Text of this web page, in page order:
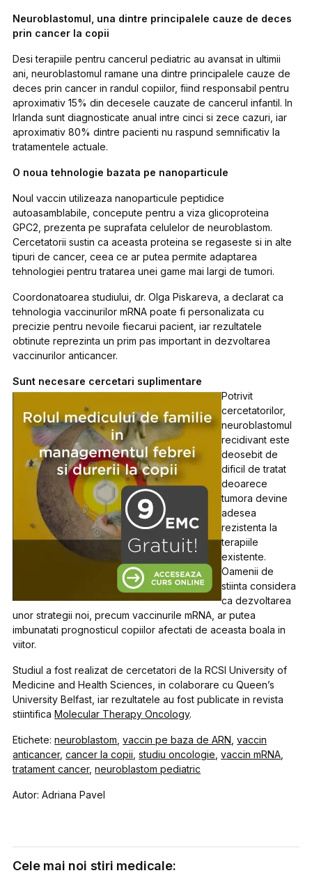
Neuroblastomul, una dintre principalele cauze de deces
prin cancer la copii
Desi terapiile pentru cancerul pediatric au avansat in ultimii
ani, neuroblastomul ramane una dintre principalele cauze de
deces prin cancer in randul copiilor, fiind responsabil pentru
aproximativ 15% din decesele cauzate de cancerul infantil. In
Irlanda sunt diagnosticate anual intre cinci si zece cazuri, iar
aproximativ 80% dintre pacienti nu raspund semnificativ la
tratamentele actuale.
O noua tehnologie bazata pe nanoparticule
Noul vaccin utilizeaza nanoparticule peptidice
autoasamblabile, concepute pentru a viza glicoproteina
GPC2, prezenta pe suprafata celulelor de neuroblastom.
Cercetatorii sustin ca aceasta proteina se regaseste si in alte
tipuri de cancer, ceea ce ar putea permite adaptarea
tehnologiei pentru tratarea unei game mai largi de tumori.
Coordonatoarea studiului, dr. Olga Piskareva, a declarat ca
tehnologia vaccinurilor mRNA poate fi personalizata cu
precizie pentru nevoile fiecarui pacient, iar rezultatele
obtinute reprezinta un prim pas important in dezvoltarea
vaccinurilor anticancer.
Sunt necesare cercetari suplimentare
Potrivit
cercetatorilor,
neuroblastomul
recidivant este
deosebit de
dificil de tratat
deoarece
tumora devine
adesea
rezistenta la
terapiile
existente.
Oamenii de
stiinta considera
ca dezvoltarea
unor strategii noi, precum vaccinurile mRNA, ar putea
imbunatati prognosticul copiilor afectati de aceasta boala in
viitor.
Studiul a fost realizat de cercetatori de la RCSI University of
Medicine and Health Sciences, in colaborare cu Queen’s
University Belfast, iar rezultatele au fost publicate in revista
stiintificaMolecular Therapy Oncology.
Etichete:neuroblastom ,vaccin pe baza de ARN ,vaccin
anticancer,cancer la copii ,studiu oncologie ,vaccin mRNA
tratament cancer,neuroblastom pediatric
Autor: Adriana Pavel
Cele mai noi stiri medicale: